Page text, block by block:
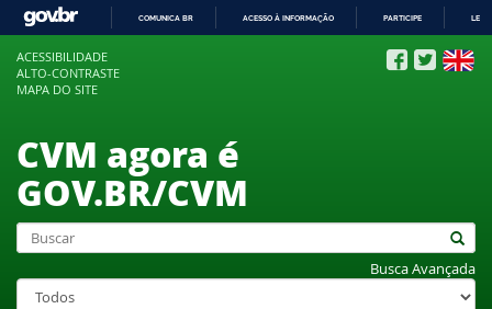
COMUNICA BR ACESSO À INFORMAÇÃO PARTICIPE
ACESSIBILIDADE
ALTO-CONTRASTE
MAPA DO SITE
CVM agora é
GOV.BR/CVM
Busca Avançada